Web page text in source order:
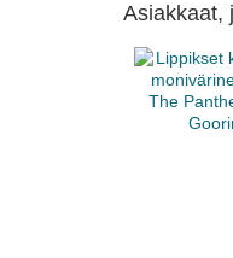
Asiakkaat,